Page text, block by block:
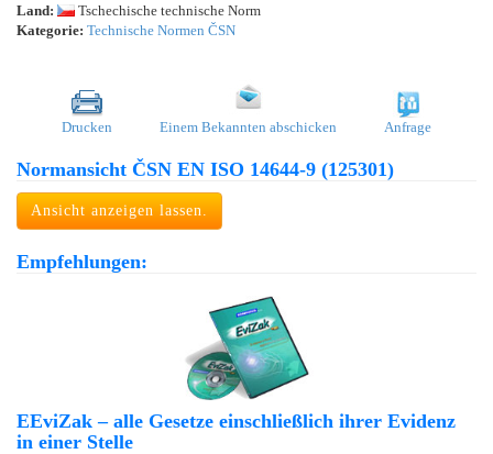
Land:
Tschechische technische Norm
Kategorie: Technische Normen ČSN
Drucken Einem Bekannten abschicken Anfrage
Normansicht ČSN EN ISO 14644-9 (125301)
Ansicht anzeigen lassen.
Empfehlungen:
EEviZak – alle Gesetze einschließlich ihrer Evidenz
in einer Stelle